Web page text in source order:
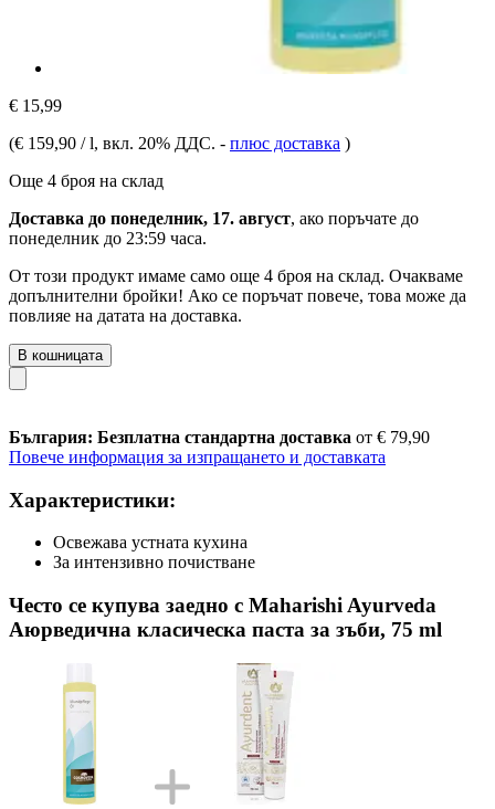
€ 15,99
(€ 159,90 / l, вкл. 20% ДДС. - плюс доставка )
Още 4 броя на склад
Доставка до понеделник, 17. август, ако поръчате до
понеделник до 23:59 часа.
От този продукт имаме само още 4 броя на склад. Очакваме
допълнителни бройки! Ако се поръчат повече, това може да
повлияе на датата на доставка.
В кошницата
България: Безплатна стандартна доставка от € 79,90
Повече информация за изпращането и доставката
Характеристики:
Освежава устната кухина
За интензивно почистване
Често се купува заедно с Maharishi Ayurveda
Аюрведична класическа паста за зъби, 75 ml